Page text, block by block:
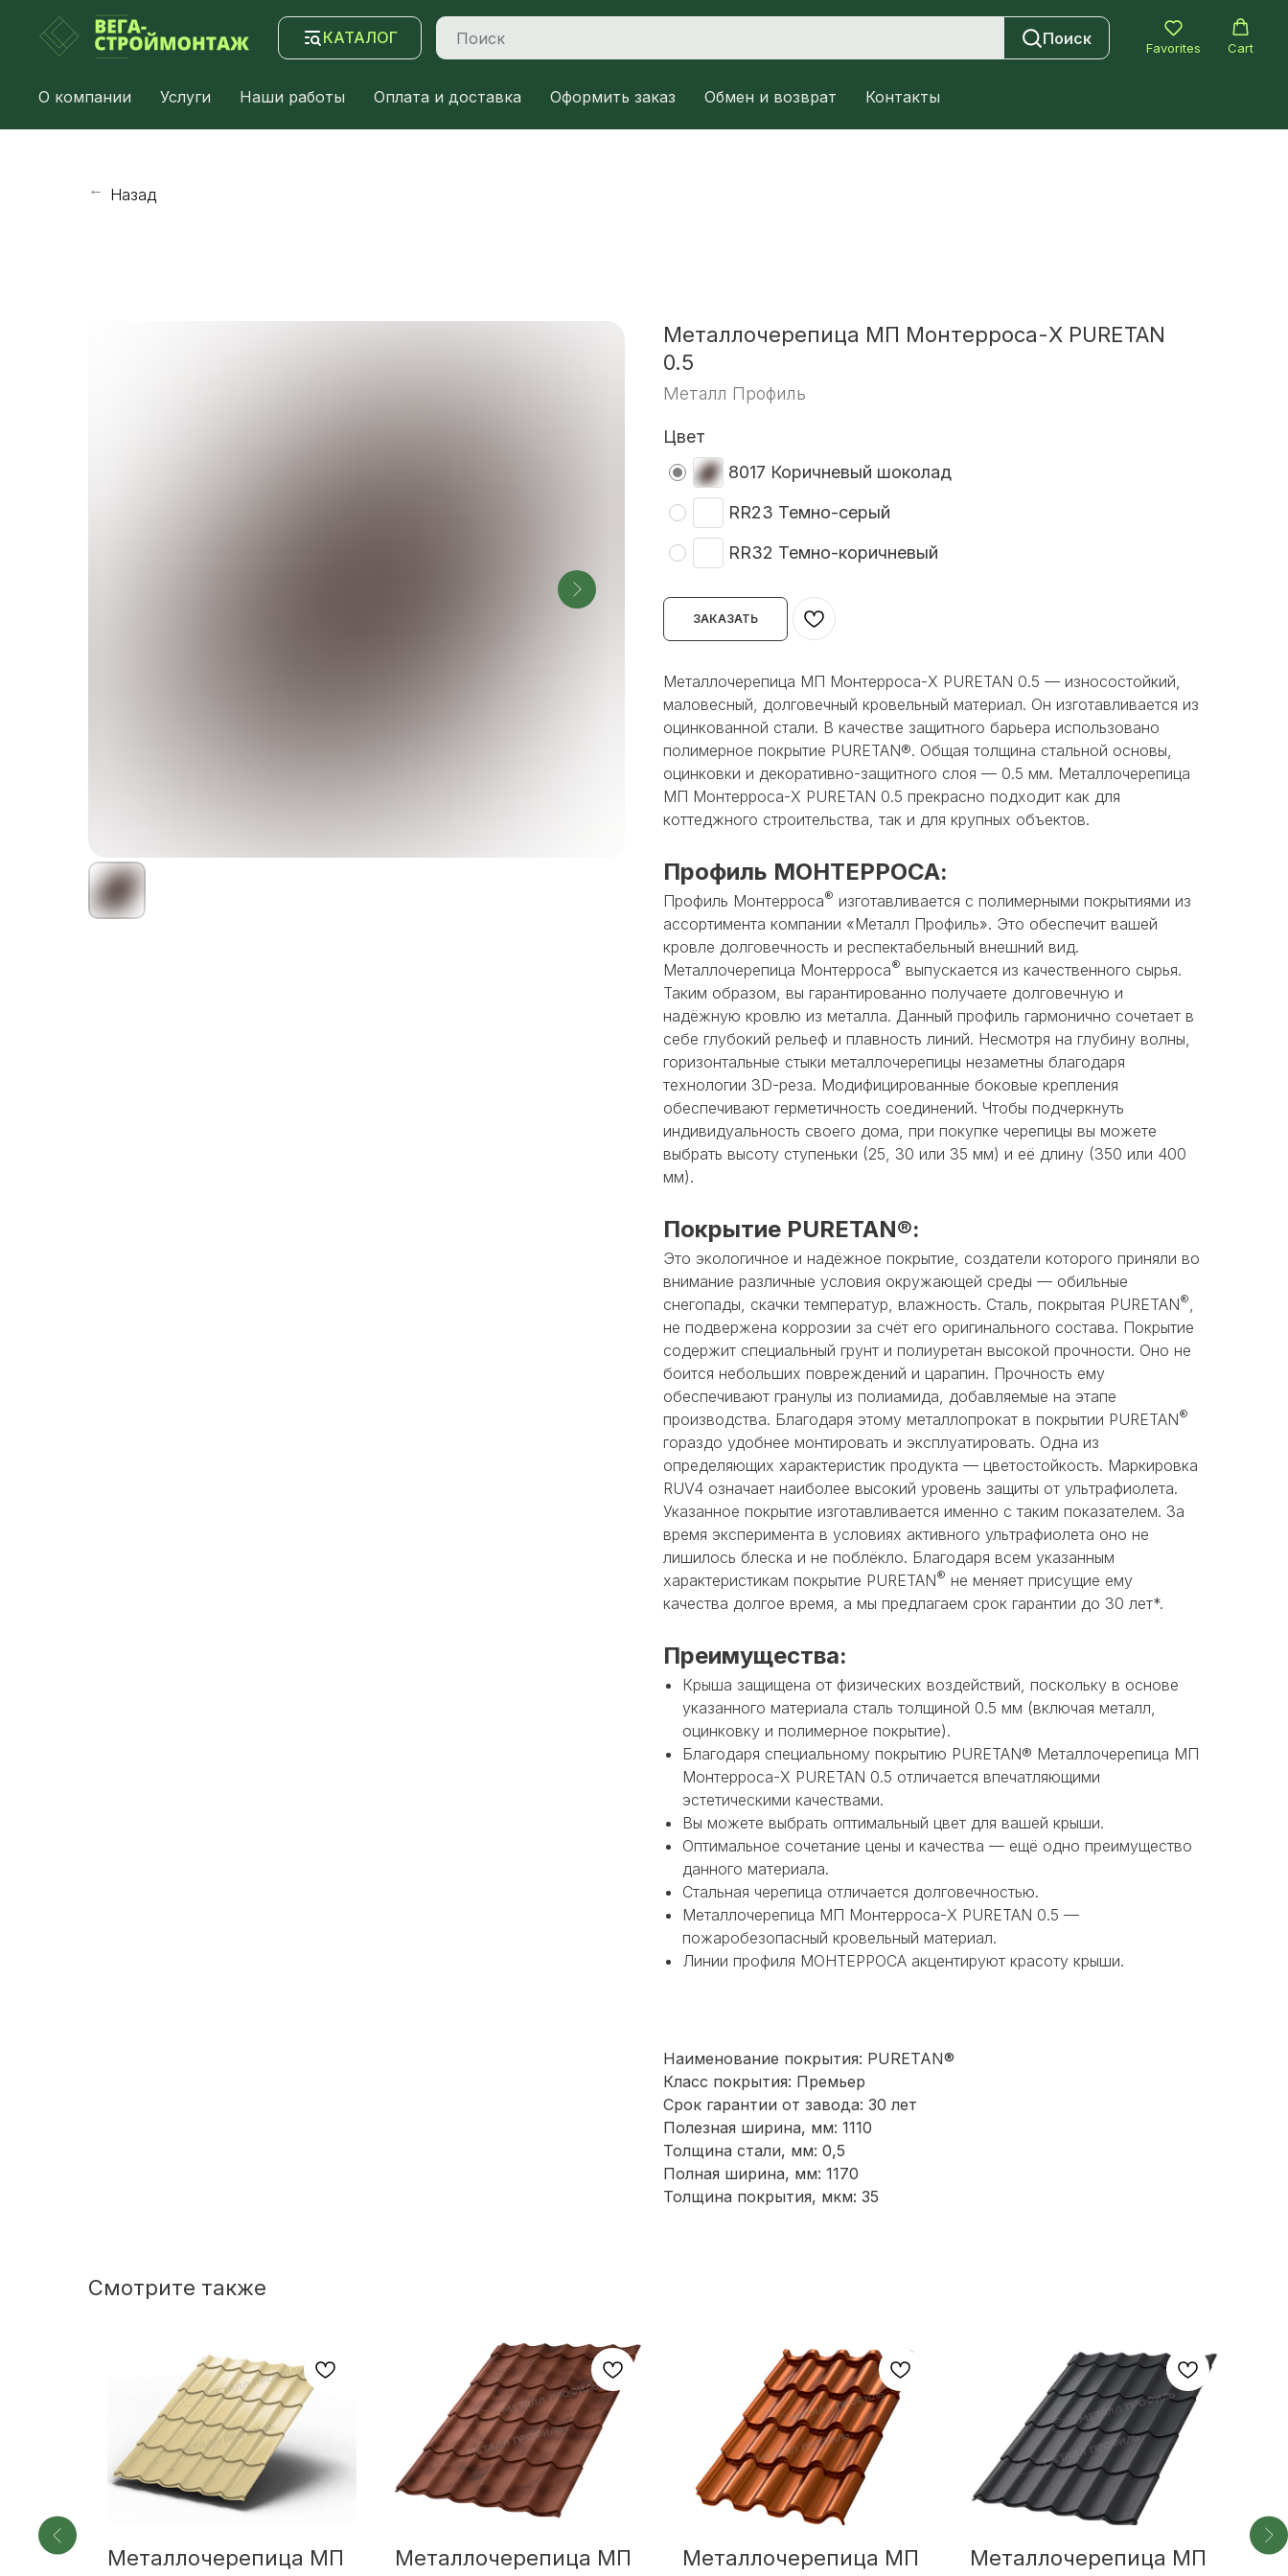
КАТАЛОГ Поиск
Favorites Cart
О компании Услуги Наши работы Оплата и доставка Оформить заказ Обмен и возврат Контакты
→ Назад
Металлочерепица МП Монтерроса-X PURETAN
0.5
Металл Профиль
Цвет
8017 Коричневый шоколад
RR23 Темно-серый
RR32 Темно-коричневый
ЗАКАЗАТЬ
Металлочерепица МП Монтерроса-X PURETAN 0.5 — износостойкий,
маловесный, долговечный кровельный материал. Он изготавливается из
оцинкованной стали. В качестве защитного барьера использовано
полимерное покрытие PURETAN®. Общая толщина стальной основы,
оцинковки и декоративно-защитного слоя — 0.5 мм. Металлочерепица
МП Монтерроса-X PURETAN 0.5 прекрасно подходит как для
коттеджного строительства, так и для крупных объектов.
Профиль МОНТЕРРОСА:
Профиль Монтерроса® изготавливается с полимерными покрытиями из
ассортимента компании «Металл Профиль». Это обеспечит вашей
кровле долговечность и респектабельный внешний вид.
Металлочерепица Монтерроса® выпускается из качественного сырья.
Таким образом, вы гарантированно получаете долговечную и
надёжную кровлю из металла. Данный профиль гармонично сочетает в
себе глубокий рельеф и плавность линий. Несмотря на глубину волны,
горизонтальные стыки металлочерепицы незаметны благодаря
технологии 3D-реза. Модифицированные боковые крепления
обеспечивают герметичность соединений. Чтобы подчеркнуть
индивидуальность своего дома, при покупке черепицы вы можете
выбрать высоту ступеньки (25, 30 или 35 мм) и её длину (350 или 400
мм).
Покрытие PURETAN®:
Это экологичное и надёжное покрытие, создатели которого приняли во
внимание различные условия окружающей среды — обильные
снегопады, скачки температур, влажность. Сталь, покрытая PURETAN®
не подвержена коррозии за счёт его оригинального состава. Покрытие
содержит специальный грунт и полиуретан высокой прочности. Оно не
боится небольших повреждений и царапин. Прочность ему
обеспечивают гранулы из полиамида, добавляемые на этапе
производства. Благодаря этому металлопрокат в покрытии PURETAN®
гораздо удобнее монтировать и эксплуатировать. Одна из
определяющих характеристик продукта — цветостойкость. Маркировка
RUV4 означает наиболее высокий уровень защиты от ультрафиолета.
Указанное покрытие изготавливается именно с таким показателем. За
время эксперимента в условиях активного ультрафиолета оно не
лишилось блеска и не поблёкло. Благодаря всем указанным
характеристикам покрытие PURETAN® не меняет присущие ему
качества долгое время, а мы предлагаем срок гарантии до 30 лет*.
Преимущества:
Крыша защищена от физических воздействий, поскольку в основе
указанного материала сталь толщиной 0.5 мм (включая металл,
оцинковку и полимерное покрытие).
Благодаря специальному покрытию PURETAN® Металлочерепица МП
Монтерроса-X PURETAN 0.5 отличается впечатляющими
эстетическими качествами.
Вы можете выбрать оптимальный цвет для вашей крыши.
Оптимальное сочетание цены и качества — ещё одно преимущество
данного материала.
Стальная черепица отличается долговечностью.
Металлочерепица МП Монтерроса-X PURETAN 0.5 —
пожаробезопасный кровельный материал.
Линии профиля МОНТЕРРОСА акцентируют красоту крыши.
Наименование покрытия: PURETAN®
Класс покрытия: Премьер
Срок гарантии от завода: 30 лет
Полезная ширина, мм: 1110
Толщина стали, мм: 0,5
Полная ширина, мм: 1170
Толщина покрытия, мкм: 35
Смотрите также
МП
Металлочерепица МП
Металлочерепица МП
Металлочерепица МП
Металлочерепица МП